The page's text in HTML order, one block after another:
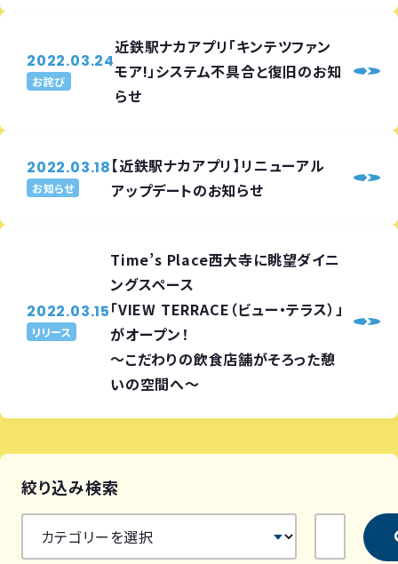
2022.03.24
お詫び
近鉄駅ナカアプリ「キンテツファン
モア!」システム不具合と復旧のお知
らせ
2022.03.18
お知らせ
【近鉄駅ナカアプリ】リニューアル
アップデートのお知らせ
2022.03.15
リリース
Time’s Place西大寺に眺望ダイニ
ングスペース
「VIEW TERRACE（ビュー・テラス）」
がオープン！
～こだわりの飲食店舗がそろった憩
いの空間へ～
絞り込み検索